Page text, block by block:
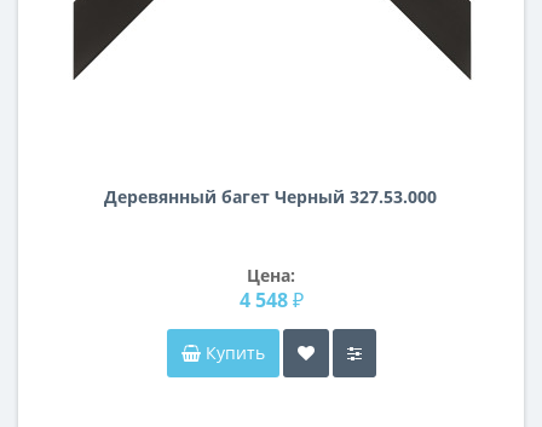
Деревянный багет Черный 327.53.000
Цена:
4 548 ₽
Купить